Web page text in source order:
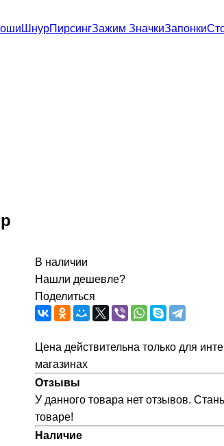
ШнурПирсингЗажим ЗначкиЗапонки
В наличии
Нашли дешевле?
Поделиться
Цена действительна только для
магазинах
Отзывы
У данного товара нет отзывов.
товаре!
Наличие